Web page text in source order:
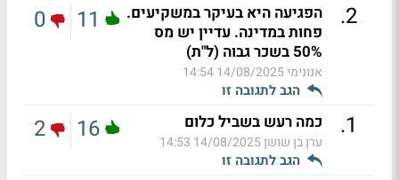
2
.
הפגיעה היא בעיקר במשקיעים.
פחות במדינה. עדיין יש מס
50% בשכר גבוה (ל"ת)
אנונימי14/08/2025 14:54
הגב לתגובה זו
11
0
1
. כמה רעש בשביל כלום
ערן בן שושן14/08/2025 14:53
הגב לתגובה זו
16
2